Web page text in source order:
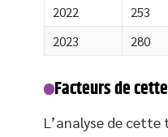
2022
253
2023
280
Facteurs de
L’analyse de